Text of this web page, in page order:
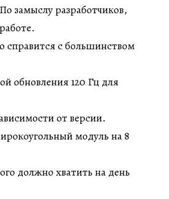
замыслу разработчиков,
справится с большинством
обновления 120 Гц для
от версии.
модуль на 8
должно хватить на день